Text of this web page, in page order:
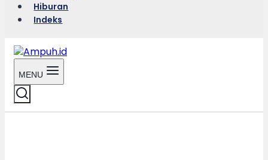
Hiburan
Indeks
MENU